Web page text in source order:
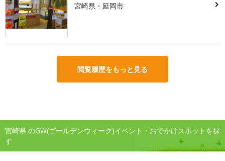
宮崎県・延岡市
閲覧履歴をもっと見る
宮崎県 のGW(ゴールデンウィーク)イベント・おでかけスポットを探
す